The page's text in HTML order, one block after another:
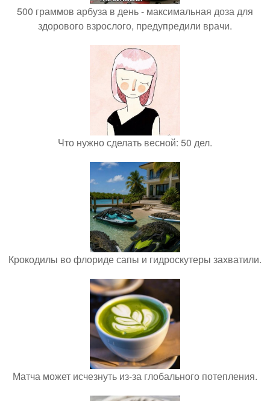
500 граммов арбуза в день - максимальная доза для
здорового взрослого, предупредили врачи.
Что нужно сделать весной: 50 дел.
Крокодилы во флориде сапы и гидроскутеры захватили.
Матча может исчезнуть из-за глобального потепления.